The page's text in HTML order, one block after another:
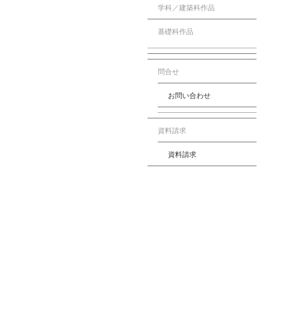
学科／建築科作品
基礎科作品
問合せ
お問い合わせ
資料請求
資料請求